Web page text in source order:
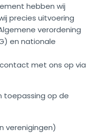
hebben wij
precies uitvoering
verordening
en nationale
met ons op via
toepassing op de
verenigingen)